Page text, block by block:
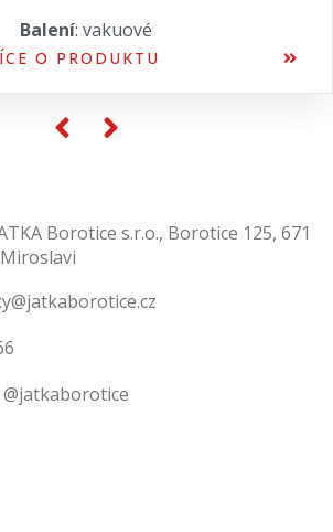
Balení: vakuové
O PRODUKTU
Borotice s.r.o., Borotice 125, 671
@jatkaborotice